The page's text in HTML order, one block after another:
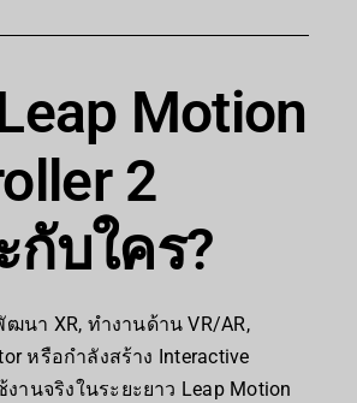
Motion
2
กับใคร?
นา XR, ทำงานด้าน VR/AR,
หรือกำลังสร้าง Interactive
านจริงในระยะยาว Leap Motion